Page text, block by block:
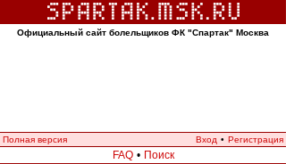
Официальный сайт болельщиков ФК "Спартак" Москва
Полная версия Вход • Регистрация
FAQ • Поиск